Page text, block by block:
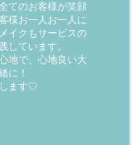
てのお客様が笑顔
様お一人お一人に
イクもサービスの
しています。
地で、心地良い大
に！
ます♡